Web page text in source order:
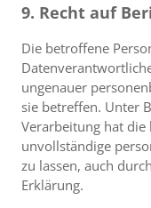
9. Recht auf
Die betroffene
ungenauer
sie betreffen. Unter
Verarbeitung hat die
unvollständige
zu lassen, auch
Erklärung.